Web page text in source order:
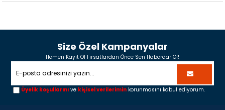
Size Özel Kampanyalar
Hemen Kayıt Ol Fırsatlardan Önce Sen Haberdar Ol!
Üyelik koşullarını ve kişisel verilerimin korunmasını kabul ediyorum.